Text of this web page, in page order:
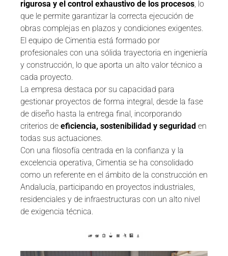
rigurosa y el control exhaustivo de los procesos, lo
que le permite garantizar la correcta ejecución de
obras complejas en plazos y condiciones exigentes.
El equipo de Cimentia está formado por
profesionales con una sólida trayectoria en ingeniería
y construcción, lo que aporta un alto valor técnico a
cada proyecto.
La empresa destaca por su capacidad para
gestionar proyectos de forma integral, desde la fase
de diseño hasta la entrega final, incorporando
criterios de eficiencia, sostenibilidad y seguridad en
todas sus actuaciones.
Con una filosofía centrada en la confianza y la
excelencia operativa, Cimentia se ha consolidado
como un referente en el ámbito de la construcción en
Andalucía, participando en proyectos industriales,
residenciales y de infraestructuras con un alto nivel
de exigencia técnica.